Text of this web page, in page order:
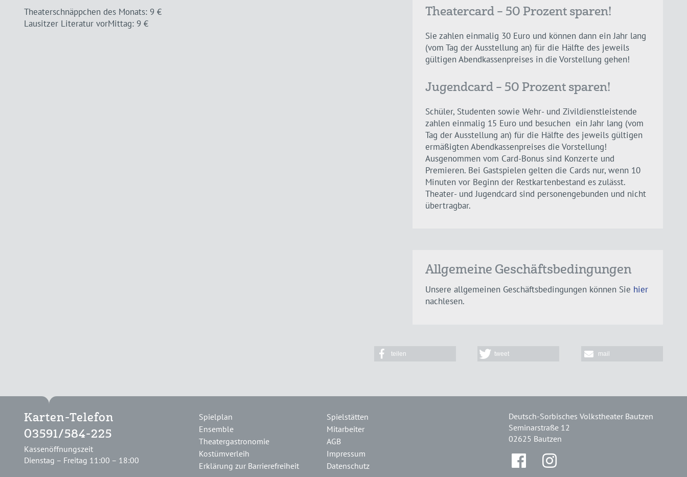
Theaterschnäppchen des Monats: 9 €
Lausitzer Literatur vorMittag: 9 €
Theatercard – 50 Prozent sparen!
Sie zahlen einmalig 30 Euro und können dann ein Jahr lang
(vom Tag der Ausstellung an) für die Hälfte des jeweils
gültigen Abendkassenpreises in die Vorstellung gehen!
Jugendcard – 50 Prozent sparen!
Schüler, Studenten sowie Wehr- und Zivildienstleistende
zahlen einmalig 15 Euro und besuchen ein Jahr lang (vom
Tag der Ausstellung an) für die Hälfte des jeweils gültigen
ermäßigten Abendkassenpreises die Vorstellung!
Ausgenommen vom Card-Bonus sind Konzerte und
Premieren. Bei Gastspielen gelten die Cards nur, wenn 10
Minuten vor Beginn der Restkartenbestand es zulässt.
Theater- und Jugendcard sind personengebunden und nicht
übertragbar.
Allgemeine Geschäftsbedingungen
Unsere allgemeinen Geschäftsbedingungen können Sie hier
nachlesen.
teilen tweet mail
Karten-Telefon
03591/584-225
Kassenöffnungszeit
Dienstag – Freitag 11:00 – 18:00
Spielplan
Ensemble
Theatergastronomie
Kostümverleih
Erklärung zur Barrierefreiheit
Spielstätten
Mitarbeiter
AGB
Impressum
Datenschutz
Deutsch-Sorbisches Volkstheater Bautzen
Seminarstraße 12
02625 Bautzen